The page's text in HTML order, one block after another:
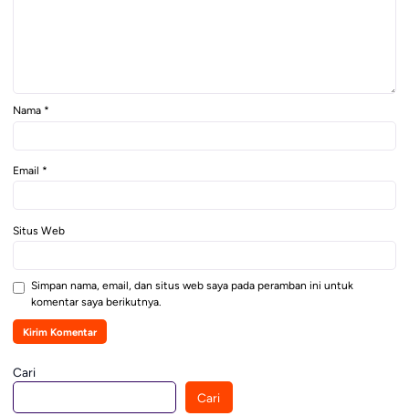
Nama *
Email *
Situs Web
Simpan nama, email, dan situs web saya pada peramban ini untuk
komentar saya berikutnya.
Cari
Cari